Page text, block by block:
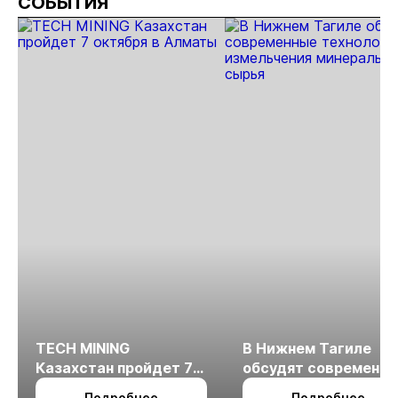
МСБ
TECH MINING
Казахстан пройдет 7
октября в Алматы
В Нижнем Тагиле
обсудят
технологии